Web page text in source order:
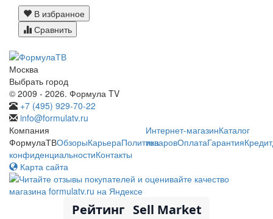
В избранное
Сравнить
Москва
Выбрать город
© 2009 - 2026. Формула TV
+7 (495) 929-70-22
info@formulatv.ru
Компания
ФормулаТВОбзорыКарьераПолитика
конфиденциальностиКонтакты
Интернет-магазинКаталог
товаровОплатаГарантияКредит
Карта сайта
Рейтинг Sell Market